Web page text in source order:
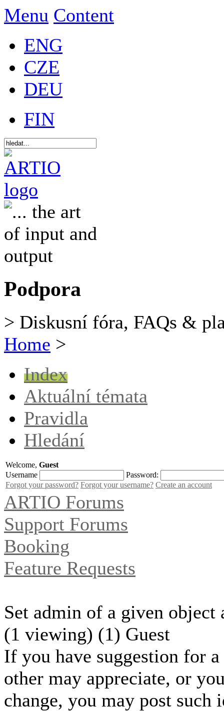
Menu Content
ENG
CZE
DEU
FIN
Podpora
> Diskusní fóra, FAQs &
Home >
Index
Aktuální témata
Pravidla
Hledání
Welcome, Guest
Username
Password:
Forgot your password? Forgot your username? Create an account
ARTIO Forums
Support Forums
Booking
Feature Requests
Set admin of a given object
(1 viewing) (1) Guest
If you have suggestion for
other may appreciate, or
change, you may post such